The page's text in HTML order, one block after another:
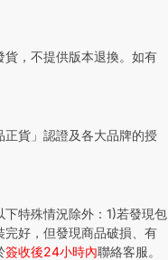
，不提供版本退換。如有
貨」認證及各大品牌的授
特殊情況除外：1)若發現包
好，但發現商品破損、有
簽收後24小時內聯絡客服。